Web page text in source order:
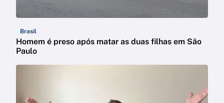
Brasil
Homem é preso após matar as duas filhas em São
Paulo